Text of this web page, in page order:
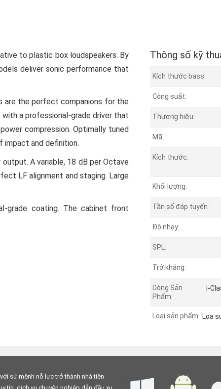
to plastic box loudspeakers. By
deliver sonic performance that
are the perfect companions for the
a professional-grade driver that
compression. Optimally tuned
and definition.
A variable, 18 dB per Octave
LF alignment and staging. Large
grade coating. The cabinet front
Thông số kỹ
Kích thước bass:
Công suất:
Thương hiệu:
Mã:
Kích thước:
Khối lượng:
Tần số đáp tuyến :
Độ nhạy:
SPL:
Trở kháng:
Dòng Sản
Phẩm:
i-
Loại sản phẩm: Loa
sứ mệnh nỗ lực trở thành nhà tiên